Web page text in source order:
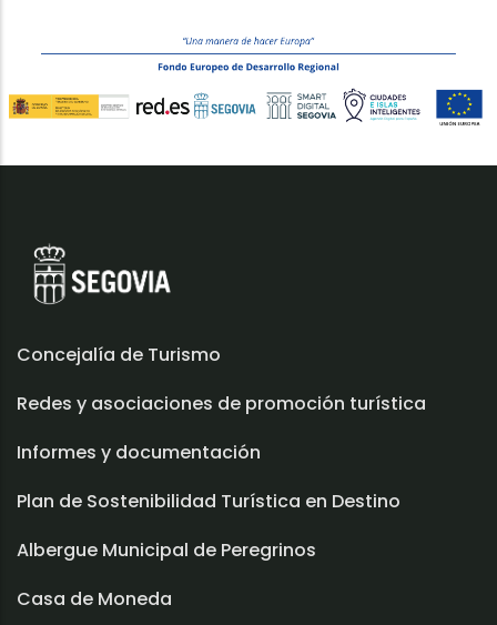
Concejalía de Turismo
Redes y asociaciones de promoción turística
Informes y documentación
Plan de Sostenibilidad Turística en Destino
Albergue Municipal de Peregrinos
Casa de Moneda